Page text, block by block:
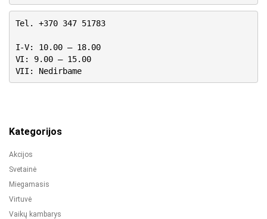
Tel. +370 347 51783
I-V: 10.00 – 18.00
VI: 9.00 – 15.00
VII: Nedirbame
Kategorijos
Akcijos
Svetainė
Miegamasis
Virtuvė
Vaikų kambarys